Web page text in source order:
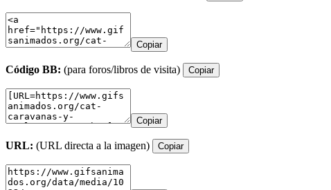
Copiar
Código BB: (para foros/libros de visita) Copiar
Copiar
URL: (URL directa a la imagen) Copiar